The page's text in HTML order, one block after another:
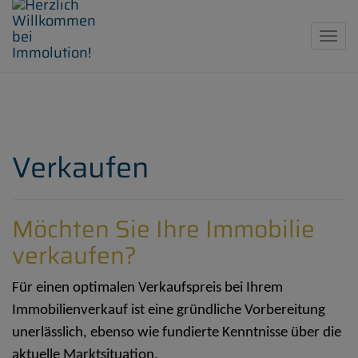
Verkaufen
Möchten Sie Ihre Immobilie
verkaufen?
Für einen optimalen Verkaufspreis bei Ihrem
Immobilienverkauf ist eine gründliche Vorbereitung
unerlässlich, ebenso wie fundierte Kenntnisse über die